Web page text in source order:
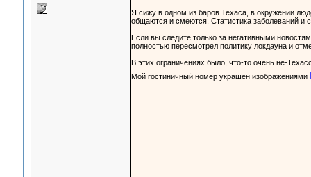
Я сижу в одном из баров Техаса, в окружении
общаются и смеются. Статистика заболеваний и
Если вы следите только за негативными
полностью пересмотрел политику локдауна и
В этих ограничениях было, что-то очень не-
Мой гостиничный номер украшен изображениями